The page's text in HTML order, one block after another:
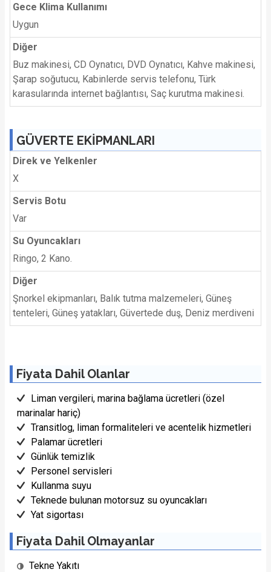
Gece Klima Kullanımı
Uygun
Diğer
Buz makinesi, CD Oynatıcı, DVD Oynatıcı, Kahve makinesi,
Şarap soğutucu, Kabinlerde servis telefonu, Türk
karasularında internet bağlantısı, Saç kurutma makinesi.
GÜVERTE EKİPMANLARI
Direk ve Yelkenler
X
Servis Botu
Var
Su Oyuncakları
Ringo, 2 Kano.
Diğer
Şnorkel ekipmanları, Balık tutma malzemeleri, Güneş
tenteleri, Güneş yatakları, Güvertede duş, Deniz merdiveni
Fiyata Dahil Olanlar
Liman vergileri, marina bağlama ücretleri (özel
marinalar hariç)
Transitlog, liman formaliteleri ve acentelik hizmetleri
Palamar ücretleri
Günlük temizlik
Personel servisleri
Kullanma suyu
Teknede bulunan motorsuz su oyuncakları
Yat sigortası
Fiyata Dahil Olmayanlar
Tekne Yakıtı